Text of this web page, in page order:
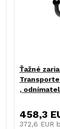
Ťažné
,
458,3
372,6 EUR